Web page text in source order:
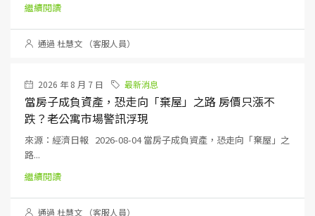
繼續閱讀
通過 杜慧文 （客服人員）
2026 年 8 月 7 日 最新消息
當房子成負資產，恐走向「棄屋」之路 房價只漲不
跌？老公寓市場警訊浮現
來源：經濟日報 2026-08-04 當房子成負資產，恐走向「棄屋」之
路...
繼續閱讀
通過 杜慧文 （客服人員）